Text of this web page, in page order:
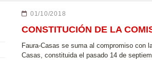
01/10/2018
CONSTITUCIÓN DE LA
Faura-Casas se suma al compromiso con
Casas, constituida el pasado 14 de